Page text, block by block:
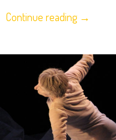
Continue reading →